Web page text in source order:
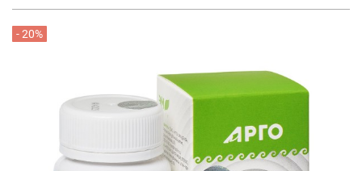
- 20%